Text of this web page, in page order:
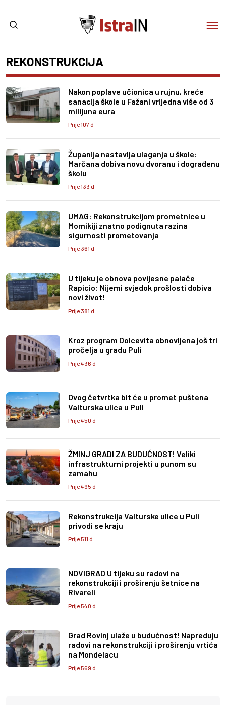
REKONSTRUKCIJA
Nakon poplave učionica u rujnu, kreće
sanacija škole u Fažani vrijedna više od 3
milijuna eura
Prije 107 d
Županija nastavlja ulaganja u škole:
Marčana dobiva novu dvoranu i dograđenu
školu
Prije 133 d
UMAG: Rekonstrukcijom prometnice u
Momikiji znatno podignuta razina
sigurnosti prometovanja
Prije 361 d
U tijeku je obnova povijesne palače
Rapicio: Nijemi svjedok prošlosti dobiva
novi život!
Prije 381 d
Kroz program Dolcevita obnovljena još tri
pročelja u gradu Puli
Prije 436 d
Ovog četvrtka bit će u promet puštena
Valturska ulica u Puli
Prije 450 d
ŽMINJ GRADI ZA BUDUĆNOST! Veliki
infrastrukturni projekti u punom su
zamahu
Prije 495 d
Rekonstrukcija Valturske ulice u Puli
privodi se kraju
Prije 511 d
NOVIGRAD U tijeku su radovi na
rekonstrukciji i proširenju šetnice na
Rivareli
Prije 540 d
Grad Rovinj ulaže u budućnost! Napreduju
radovi na rekonstrukciji i proširenju vrtića
na Mondelacu
Prije 569 d